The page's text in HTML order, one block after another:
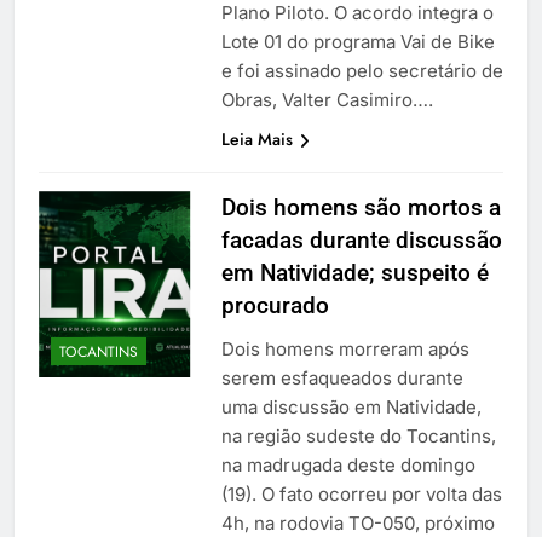
Plano Piloto. O acordo integra o
Lote 01 do programa Vai de Bike
e foi assinado pelo secretário de
Obras, Valter Casimiro….
Leia Mais
TOCANTINS
Dois homens são mortos a
facadas durante discussão
em Natividade; suspeito é
procurado
Dois homens morreram após
serem esfaqueados durante
uma discussão em Natividade,
na região sudeste do Tocantins,
na madrugada deste domingo
(19). O fato ocorreu por volta das
4h, na rodovia TO-050, próximo